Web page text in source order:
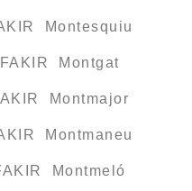
Montesquiu
Montgat
Montmajor
Montmaneu
Montmeló